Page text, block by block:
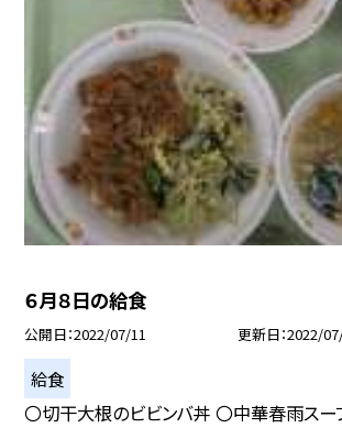
６月８日の給食
公開日 2022/07/11 更新日 2022/
給食
〇切干大根のビビンバ丼 〇中華春雨スー